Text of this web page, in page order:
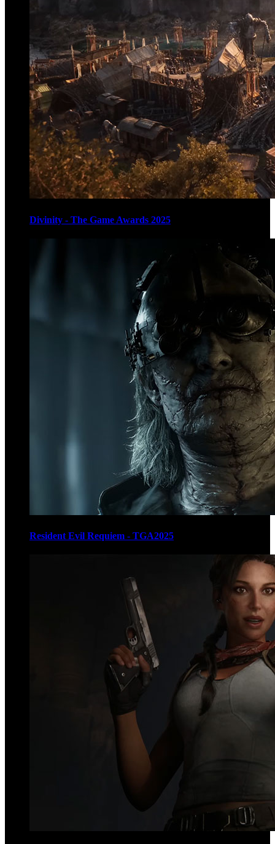
Divinity - The Game Awards 2025
Resident Evil Requiem - TGA2025